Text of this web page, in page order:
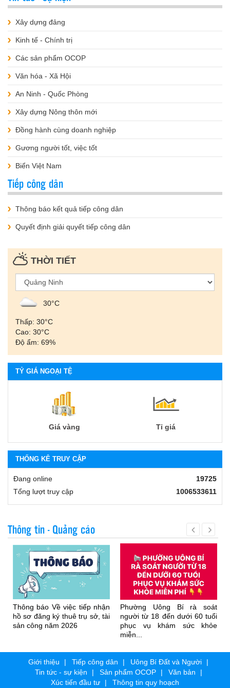
Xây dựng đảng
Kinh tế - Chính trị
Các sản phẩm OCOP
Văn hóa - Xã Hội
An Ninh - Quốc Phòng
Xây dựng Nông thôn mới
Đồng hành cùng doanh nghiệp
Gương người tốt, việc tốt
Biển Việt Nam
Tiếp công dân
Thông báo kết quả tiếp công dân
Quyết định giải quyết tiếp công dân
THỜI TIẾT
30°С
Thấp: 30°С
Cao: 30°С
Độ ẩm: 69%
TỶ GIÁ NGOẠI TỆ
Giá vàng Tỉ giá
THỐNG KÊ TRUY CẬP
Đang online
19725
Tổng lượt truy cập
1006533611
Thông tin - Quảng cáo
Thông báo Về việc tiếp nhận
hồ sơ đăng ký thuê trụ sở, tài
sản công năm 2026
Phường Uông Bí rà soát
người từ 18 đến dưới 60 tuổi
phục vụ khám sức khỏe
miễn...
Giới thiệu Tiếp công dân
Uông Bí Đất và Người
Tin tức - sự kiện
Sản phẩm OCOP
Văn bản
Xúc tiến đầu tư
Thông tin quy hoạch